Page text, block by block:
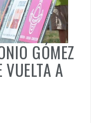
GÓMEZ
VUELTA A